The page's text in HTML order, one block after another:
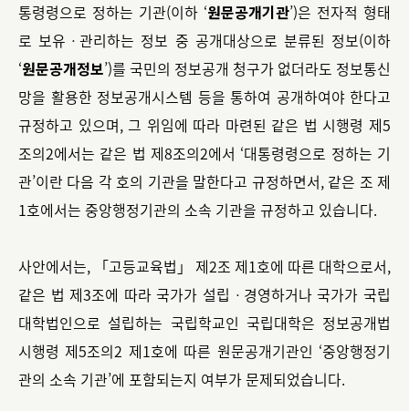
통령령으로 정하는 기관(이하 ‘원문공개기관’)은 전자적 형태
로 보유ㆍ관리하는 정보 중 공개대상으로 분류된 정보(이하
‘원문공개정보’)를 국민의 정보공개 청구가 없더라도 정보통신
망을 활용한 정보공개시스템 등을 통하여 공개하여야 한다고
규정하고 있으며, 그 위임에 따라 마련된 같은 법 시행령 제5
조의2에서는 같은 법 제8조의2에서 ‘대통령령으로 정하는 기
관’이란 다음 각 호의 기관을 말한다고 규정하면서, 같은 조 제
1호에서는 중앙행정기관의 소속 기관을 규정하고 있습니다.
사안에서는, 「고등교육법」 제2조 제1호에 따른 대학으로서,
같은 법 제3조에 따라 국가가 설립ㆍ경영하거나 국가가 국립
대학법인으로 설립하는 국립학교인 국립대학은 정보공개법
시행령 제5조의2 제1호에 따른 원문공개기관인 ‘중앙행정기
관의 소속 기관’에 포함되는지 여부가 문제되었습니다.